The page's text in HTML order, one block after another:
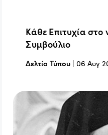
Κάθε Επιτυχία στο
Συμβούλιο
Δελτίο Τύπου |06 Αυγ